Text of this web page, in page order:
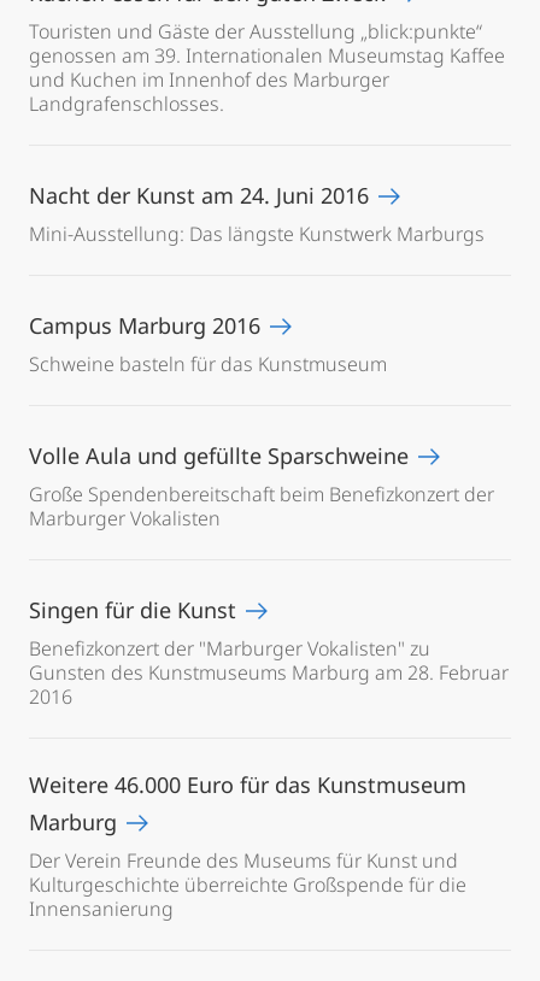
Touristen und Gäste der Ausstellung „blick:punkte“
genossen am 39. Internationalen Museumstag Kaffee
und Kuchen im Innenhof des Marburger
Landgrafenschlosses.
Nacht der Kunst am 24. Juni 2016
Mini-Ausstellung: Das längste Kunstwerk Marburgs
Campus Marburg 2016
Schweine basteln für das Kunstmuseum
Volle Aula und gefüllte Sparschweine
Große Spendenbereitschaft beim Benefizkonzert der
Marburger Vokalisten
Singen für die Kunst
Benefizkonzert der "Marburger Vokalisten" zu
Gunsten des Kunstmuseums Marburg am 28. Februar
2016
Weitere 46.000 Euro für das Kunstmuseum
Marburg
Der Verein Freunde des Museums für Kunst und
Kulturgeschichte überreichte Großspende für die
Innensanierung